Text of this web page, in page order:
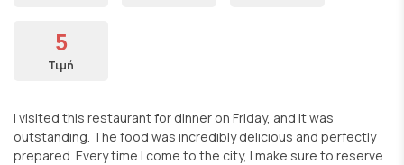
5
Τιμή
I visited this restaurant for dinner on Friday, and it was
outstanding. The food was incredibly delicious and perfectly
prepared. Every time I come to the city, I make sure to reserve